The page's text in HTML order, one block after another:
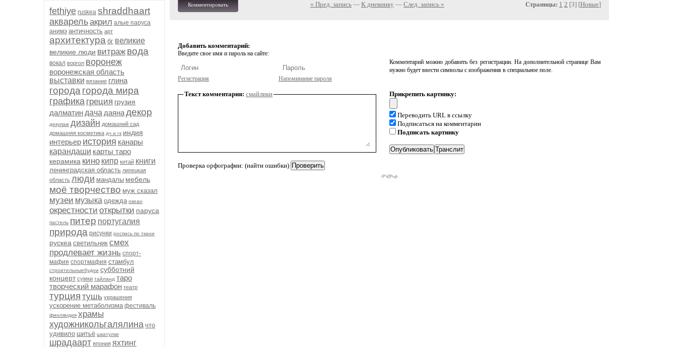
fethiye ruskea shraddhaart
акварельакрил алые паруса
анимэ античность арт
архитектура бг великие
великие люди витраж вода
вокал воргол воронеж
воронежская область
выставки вязание глина
города города мира
графика греция грузия
далматин дача даянадекор
декупаж дизайн домашний сад
домашняя косметика дч и гк индия
интерьер история канары
карандаши карты таро
керамика кино кипр китай книги
ленинградская область липецкая
область люди мандалы мебель
моё творчество муж сказал
музеи музыка одежда океан
окрестности открытки паруса
пастель питер португалия
природа рисунки роспись по ткани
рускеа светильник смех
продлевает жизнь спорт-
мафия спортмафия стамбул
строительныебудни субботний
концерт сумки тайланд таро
творческий марафон театр
турция тушь украшения
ускорение метаболизма фестиваль
финляндия храмы
художникольгалялина что
удивило шитьё шкатулки
шрадаарт япония яхтинг
Комментировать « Пред. запись — К дневнику — След. запись » Страницы: 1 2 [3] [Новые]
Добавить комментарий:
Введите свое имя и пароль на сайте:
Регистрация Напоминание пароля
Комментарий можно добавить без регистрации. На дополнительной странице Вам
нужно будет ввести символы с изображения в специальное поле.
Текст комментария: смайлики
Проверка орфографии: (найти ошибки)
Прикрепить картинку:
Переводить URL в ссылку
Подписаться на комментарии
Подписать картинку